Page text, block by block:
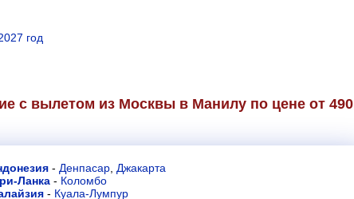
год
с вылетом из Москвы в Манилу по цене от 490
- Денпасар Джакарта
Ланка - Коломбо
- Куала-Лумпур